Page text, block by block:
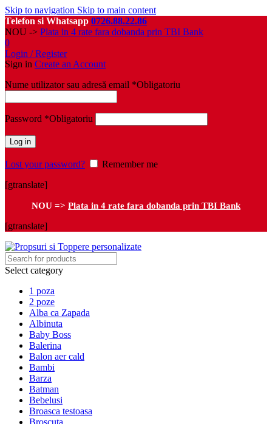
Skip to navigation Skip to main content
Telefon si Whatsapp 0726.88.22.86
NOU -> Plata in 4 rate fara dobanda prin TBI Bank
0
Login / Register
Sign in Create an Account
Nume utilizator sau adresă email *Obligatoriu
Password *Obligatoriu
Log in
Lost your password?
Remember me
[gtranslate]
NOU => Plata in 4 rate fara dobanda prin TBI Bank
[gtranslate]
Select category
1 poza
2 poze
Alba ca Zapada
Albinuta
Baby Boss
Balerina
Balon aer cald
Bambi
Barza
Batman
Bebelusi
Broasca testoasa
Broscuta